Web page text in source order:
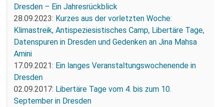
Dresden – Ein Jahresrückblick
28.09.2023: Kurzes aus der vorletzten Woche:
Klimastreik, Antispeziesistisches Camp, Libertäre Tage,
Datenspuren in Dresden und Gedenken an Jina Mahsa
Amini
17.09.2021: Ein langes Veranstaltungswochenende in
Dresden
02.09.2017: Libertäre Tage vom 4. bis zum 10.
September in Dresden